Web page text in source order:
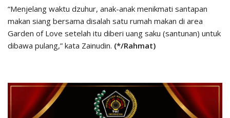
“Menjelang waktu dzuhur, anak-anak menikmati santapan
makan siang bersama disalah satu rumah makan di area
Garden of Love setelah itu diberi uang saku (santunan) untuk
dibawa pulang,” kata Zainudin. (*/Rahmat)